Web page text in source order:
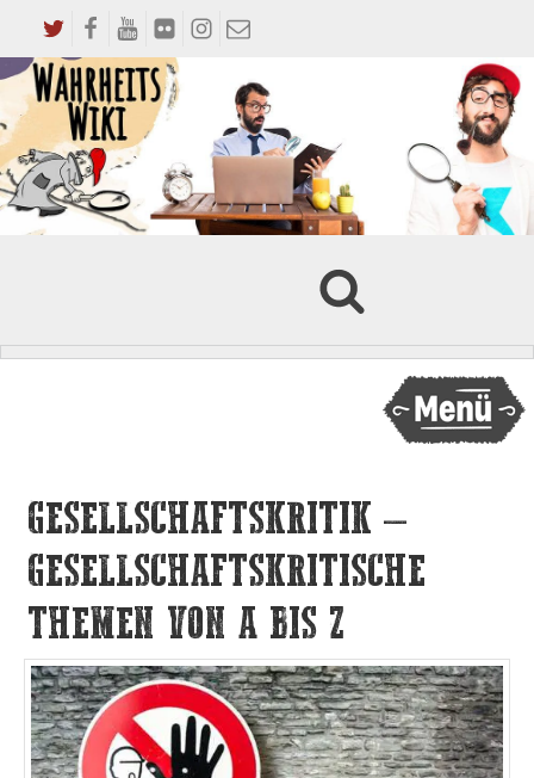
GESELLSCHAFTSKRITIK –
GESELLSCHAFTSKRITISCHE
THEMEN VON A BIS Z